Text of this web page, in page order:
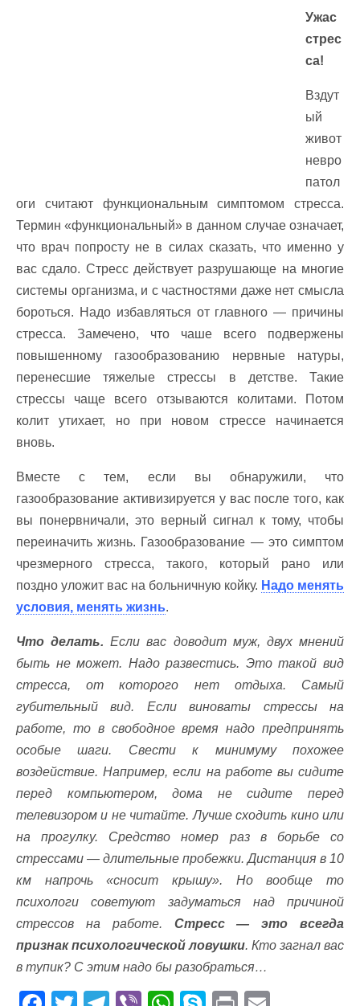
Ужас
стрес
са!
Вздут
ый
живот
невро
патол
оги считают функциональным симптомом стресса.
Термин «функциональный» в данном случае означает,
что врач попросту не в силах сказать, что именно у
вас сдало. Стресс действует разрушающе на многие
системы организма, и с частностями даже нет смысла
бороться. Надо избавляться от главного — причины
стресса. Замечено, что чаше всего подвержены
повышенному газообразованию нервные натуры,
перенесшие тяжелые стрессы в детстве. Такие
стрессы чаще всего отзываются колитами. Потом
колит утихает, но при новом стрессе начинается
вновь.
Вместе с тем, если вы обнаружили, что
газообразование активизируется у вас после того, как
вы понервничали, это верный сигнал к тому, чтобы
переиначить жизнь. Газообразование — это симптом
чрезмерного стресса, такого, который рано или
поздно уложит вас на больничную койку. Надо менять
условия, менять жизнь.
Что делать. Если вас доводит муж, двух мнений
быть не может. Надо развестись. Это такой вид
стресса, от которого нет отдыха. Самый
губительный вид. Если виноваты стрессы на
работе, то в свободное время надо предпринять
особые шаги. Свести к минимуму похожее
воздействие. Например, если на работе вы сидите
перед компьютером, дома не сидите перед
телевизором и не читайте. Лучше сходить кино или
на прогулку. Средство номер раз в борьбе со
стрессами — длительные пробежки. Дистанция в 10
км напрочь «сносит крышу». Но вообще то
психологи советуют задуматься над причиной
стрессов на работе. Стресс — это всегда
признак психологической ловушки. Кто загнал вас
в тупик? С этим надо бы разобраться…